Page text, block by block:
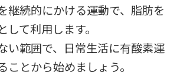
継続的にかける運動で、脂肪を
て利用します。
い範囲で、日常生活に有酸素運
ことから始めましょう。